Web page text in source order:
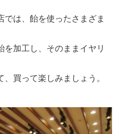
は、飴を使ったさまざま
加工し、そのままイヤリ
買って楽しみましょう。